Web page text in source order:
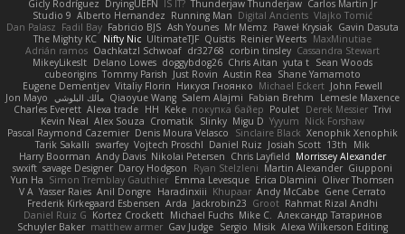
Gicly Rodríguez DryingUEFN IS IT? Thunderjaw Thunderjaw Carlos Martin Jr
Studio 9 Alberto Hernandez Running Man Digital Ancients Vlajko Tomić
Dan Palasz Fadil Bay Fabricio BJS Ash Younes Mr Memz Paweł Krysiak Gavin Dasuta
The Mighty KC Nifty Nic UltimateTJF Quistis Reinier Weerts MaxMinutiae
Adrián ramos Oachkatzl Schwoaf dr32768 corbin tinsley Cassandra Stewart
MikeyLikesIt Delano Lowes doggybdog26 Chris Aitan yuta t Sean Woods
cubeorigins Tommy Parish Just Rovin Austin Rea Shane Yamamoto
Eugene Dementjev Vitaliy Florin Никуся Гноянко Michael Eckert John Fewell
Jon Mayo مالك البلوشي Qiaoyue Wang Salem Alajmi Fabian Brehm
Lemesle Maxence
Charles Everett Alexa trade HH Keke покупка байер Poulet Derek Messier Trivi
Kevin Neal Alex Souza Cromatik Slinky Migu D Yyyum Nick Forshaw
Pascal Raymond Cazemier Denis Moura Velasco Sinclaire Black Xenophik Xenophik
Tarik Sakalli swarfey Vojtech Proschl Daniel Ruiz Josiah Scott 13th
Mik
Harry Boorman Andy Davis Nikolai Petersen Chris Layfield Morrissey Alexander
swxift savage Designer Darcy Hodgson Ryan Stelzleni Martin Alexander Giupponi
Yun Ha Simon Tremblay Gauthier Emma Levesque Erica Dlamini Oliver Thomsen
V A Yasser Raies Anil Dongre Haradinxiii Khupaar Andy McCabe Gene Cerrato
Frederik Kirkegaard Esbensen Arda Jackrobin23 Groot Rahmat Rizal Andhi
Daniel Ruiz G Kortez Crockett Michael Fuchs Mike C. Александр Татаринов
Schuyler Baker matthew armer Gav Judge Sergio Misik Alexa Wilkerson Editing